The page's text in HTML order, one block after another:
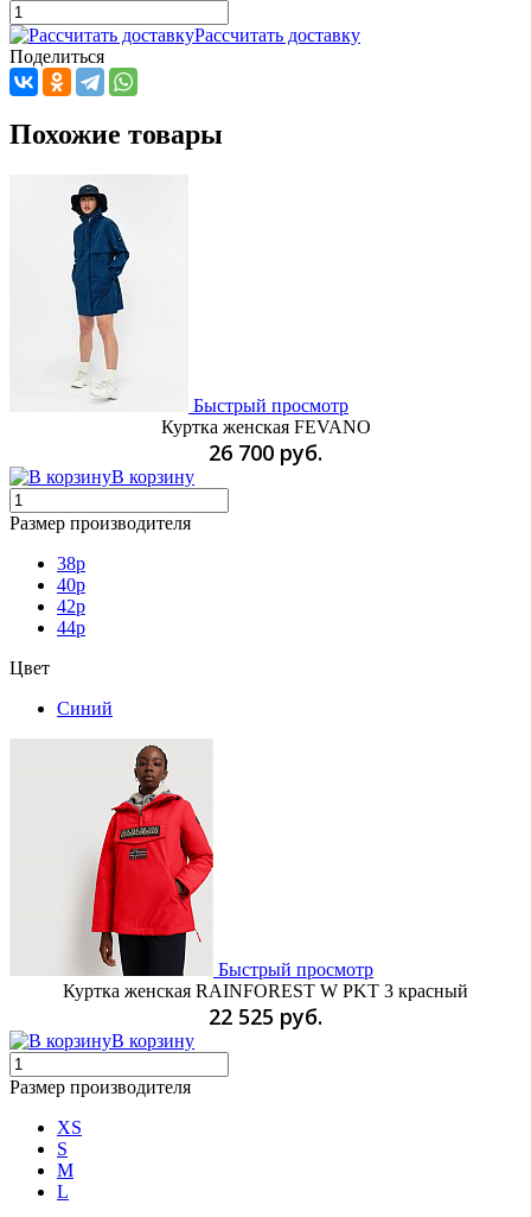
Рассчитать доставку
Поделиться
Похожие товары
Быстрый просмотр
Куртка женская FEVANO
26 700 руб.
В корзину
Размер производителя
38p
40p
42p
44p
Цвет
Синий
Быстрый просмотр
Куртка женская RAINFOREST W PKT 3 красный
22 525 руб.
В корзину
Размер производителя
XS
S
M
L